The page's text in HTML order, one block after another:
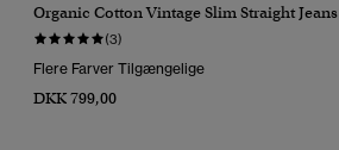
Organic Cotton Vintage Slim Straight Jeans
(3)
Flere Farver Tilgængelige
DKK 799,00